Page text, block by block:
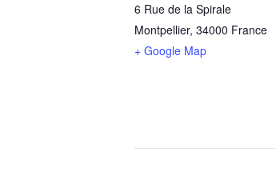
6 Rue de la Spirale
Montpellier, 34000 France
+ Google Map